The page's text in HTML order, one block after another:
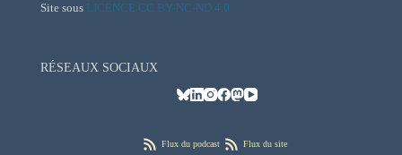
Site sous LICENCE CC BY-NC-ND 4.0
RÉSEAUX SOCIAUX
Flux du podcast Flux du site